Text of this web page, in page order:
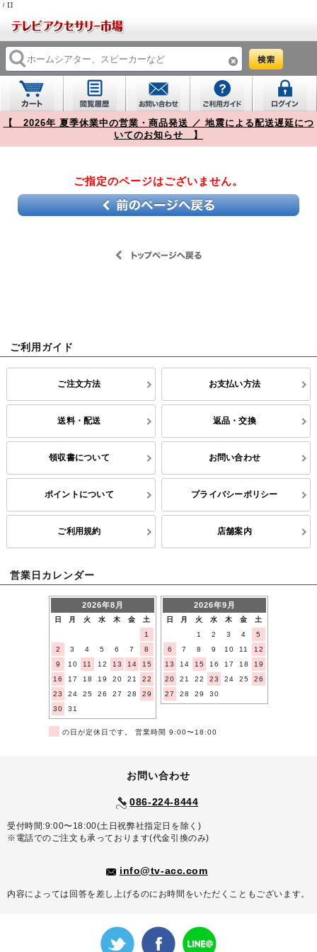
/【】
【 2026年 夏季休業中の営業・商品発送 ／ 地震による配送遅延につ
いてのお知らせ 】
ご指定のページはございません。
ご利用ガイド
ご注文方法 お支払い方法
送料・配送 返品・交換
領収書について お問い合わせ
ポイントについて プライバシーポリシー
ご利用規約 店舗案内
営業日カレンダー
2026年8月
日 月 火 水 木 金
土
1
2
3 4 5 6 7
8
9
10 11 12 13 14
15
16
17 18 19 20 21
22
23
24 25 26 27 28
29
30
31
2026年9月
日 月 火 水 木 金
土
1
2 3 4
5
6
7 8 9 10 11
12
13
14 15 16 17 18
19
20
21 22 23 24 25
26
27
28 29 30
の日が定休日です。 営業時間 9:00〜18:00
お問い合わせ
086-224-8444
受付時間:9:00〜18:00(土日祝弊社指定日を除く)
※電話でのご注文も承っております(代金引換のみ)
info@tv-acc.com
内容によっては回答を差し上げるのにお時間をいただくこともございます。